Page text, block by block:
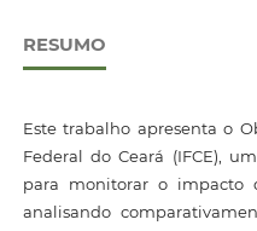
RESUMO
Este trabalho apresenta o
Federal do Ceará (IFCE),
para monitorar o impacto
analisando